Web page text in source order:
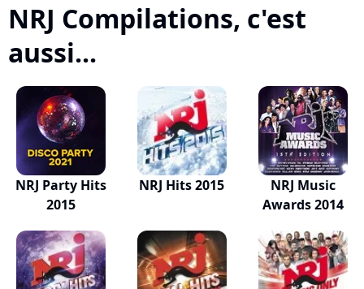
NRJ Compilations, c'est
aussi...
NRJ Party Hits
2015
NRJ Hits 2015
NRJ Music
Awards 2014